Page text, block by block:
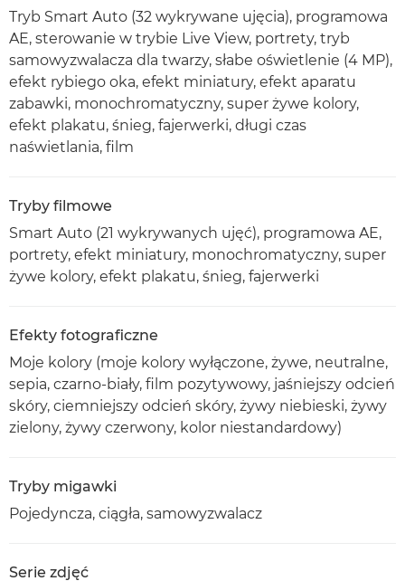
Tryb Smart Auto (32 wykrywane ujęcia), programowa
AE, sterowanie w trybie Live View, portrety, tryb
samowyzwalacza dla twarzy, słabe oświetlenie (4 MP),
efekt rybiego oka, efekt miniatury, efekt aparatu
zabawki, monochromatyczny, super żywe kolory,
efekt plakatu, śnieg, fajerwerki, długi czas
naświetlania, film
Tryby filmowe
Smart Auto (21 wykrywanych ujęć), programowa AE,
portrety, efekt miniatury, monochromatyczny, super
żywe kolory, efekt plakatu, śnieg, fajerwerki
Efekty fotograficzne
Moje kolory (moje kolory wyłączone, żywe, neutralne,
sepia, czarno-biały, film pozytywowy, jaśniejszy odcień
skóry, ciemniejszy odcień skóry, żywy niebieski, żywy
zielony, żywy czerwony, kolor niestandardowy)
Tryby migawki
Pojedyncza, ciągła, samowyzwalacz
Serie zdjęć